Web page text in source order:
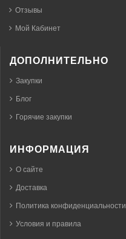
Отзывы
Мой Кабинет
ДОПОЛНИТЕЛЬНО
Закупки
Блог
Горячие закупки
ИНФОРМАЦИЯ
О сайте
Доставка
Политика конфиденциальности
Условия и правила